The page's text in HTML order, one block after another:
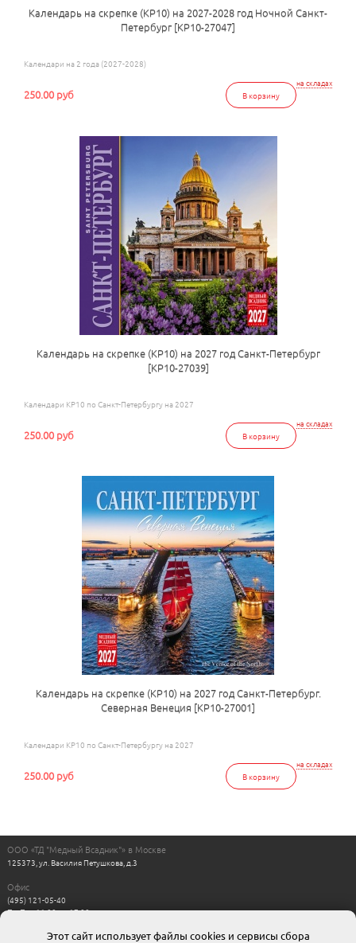
Календарь на скрепке (КР10) на 2027-2028 год Ночной Санкт-
Петербург [КР10-27047]
Календари на 2 года (2027-2028)
на складах
В корзину
250.00 руб
Календарь на скрепке (КР10) на 2027 год Санкт-Петербург
[КР10-27039]
Календари КР10 по Санкт-Петербургу на 2027
на складах
В корзину
250.00 руб
Календарь на скрепке (КР10) на 2027 год Санкт-Петербург.
Северная Венеция [КР10-27001]
Календари КР10 по Санкт-Петербургу на 2027
на складах
В корзину
250.00 руб
ООО «ТД "Медный Всадник"» в Москве
125373, ул. Василия Петушкова, д.3
Офис
(495) 121-05-40
Пн-Пт с 11:00 до 17:00
Интернет магазинЭтот сайт использует файлы cookies и сервисы сбора